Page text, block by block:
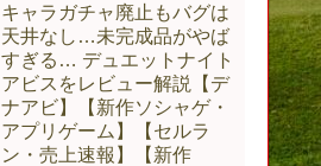
キャラガチャ廃止もバグは
天井なし…未完成品がやば
すぎる… デュエットナイト
アビスをレビュー解説【デ
ナアビ】【新作ソシャゲ・
アプリゲーム】【セルラ
ン・売上速報】【新作